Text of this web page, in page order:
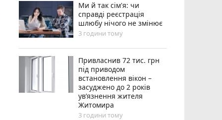
Ми й так сім'я: чи
справді реєстрація
шлюбу нічого не змінює
3 години тому
Привласнив 72 тис. грн
під приводом
встановлення вікон –
засуджено до 2 років
ув’язнення жителя
Житомира
3 години тому